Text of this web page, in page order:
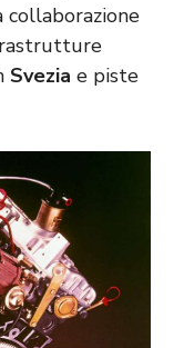
Svezia e piste